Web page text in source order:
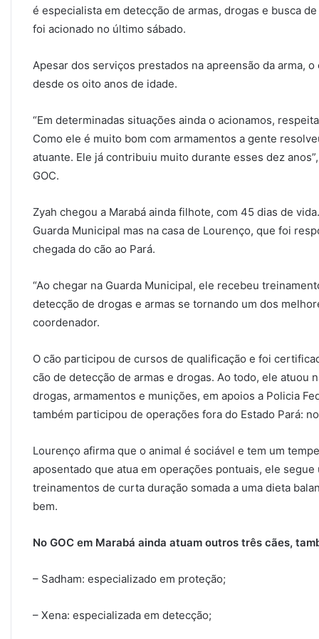
é especialista em detecção de armas, drogas e busca
foi acionado no último sábado.
Apesar dos serviços prestados na apreensão da arma,
desde os oito anos de idade.
“Em determinadas situações ainda o acionamos,
Como ele é muito bom com armamentos a gente
atuante. Ele já contribuiu muito durante esses dez
GOC.
Zyah chegou a Marabá ainda filhote, com 45 dias de
Guarda Municipal mas na casa de Lourenço, que foi
chegada do cão ao Pará.
“Ao chegar na Guarda Municipal, ele recebeu
detecção de drogas e armas se tornando um dos
coordenador.
O cão participou de cursos de qualificação e foi
cão de detecção de armas e drogas. Ao todo, ele atuou
drogas, armamentos e munições, em apoios a Policia
também participou de operações fora do Estado Pará:
Lourenço afirma que o animal é sociável e tem um
aposentado que atua em operações pontuais, ele
treinamentos de curta duração somada a uma dieta
bem.
No GOC em Marabá ainda atuam outros três cães,
– Sadham: especializado em proteção;
– Xena: especializada em detecção;